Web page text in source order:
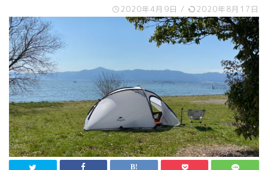
2020年4月9日 / 2020年8月17日